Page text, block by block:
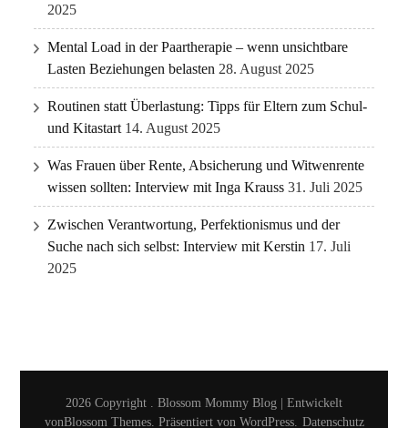
2025
Mental Load in der Paartherapie – wenn unsichtbare
Lasten Beziehungen belasten 28. August 2025
Routinen statt Überlastung: Tipps für Eltern zum Schul-
und Kitastart 14. August 2025
Was Frauen über Rente, Absicherung und Witwenrente
wissen sollten: Interview mit Inga Krauss 31. Juli 2025
Zwischen Verantwortung, Perfektionismus und der
Suche nach sich selbst: Interview mit Kerstin 17. Juli
2025
2026 Copyright
Blossom Mommy Blog | Entwickelt
vonBlossom Themes. Präsentiert von WordPress. Datenschutz